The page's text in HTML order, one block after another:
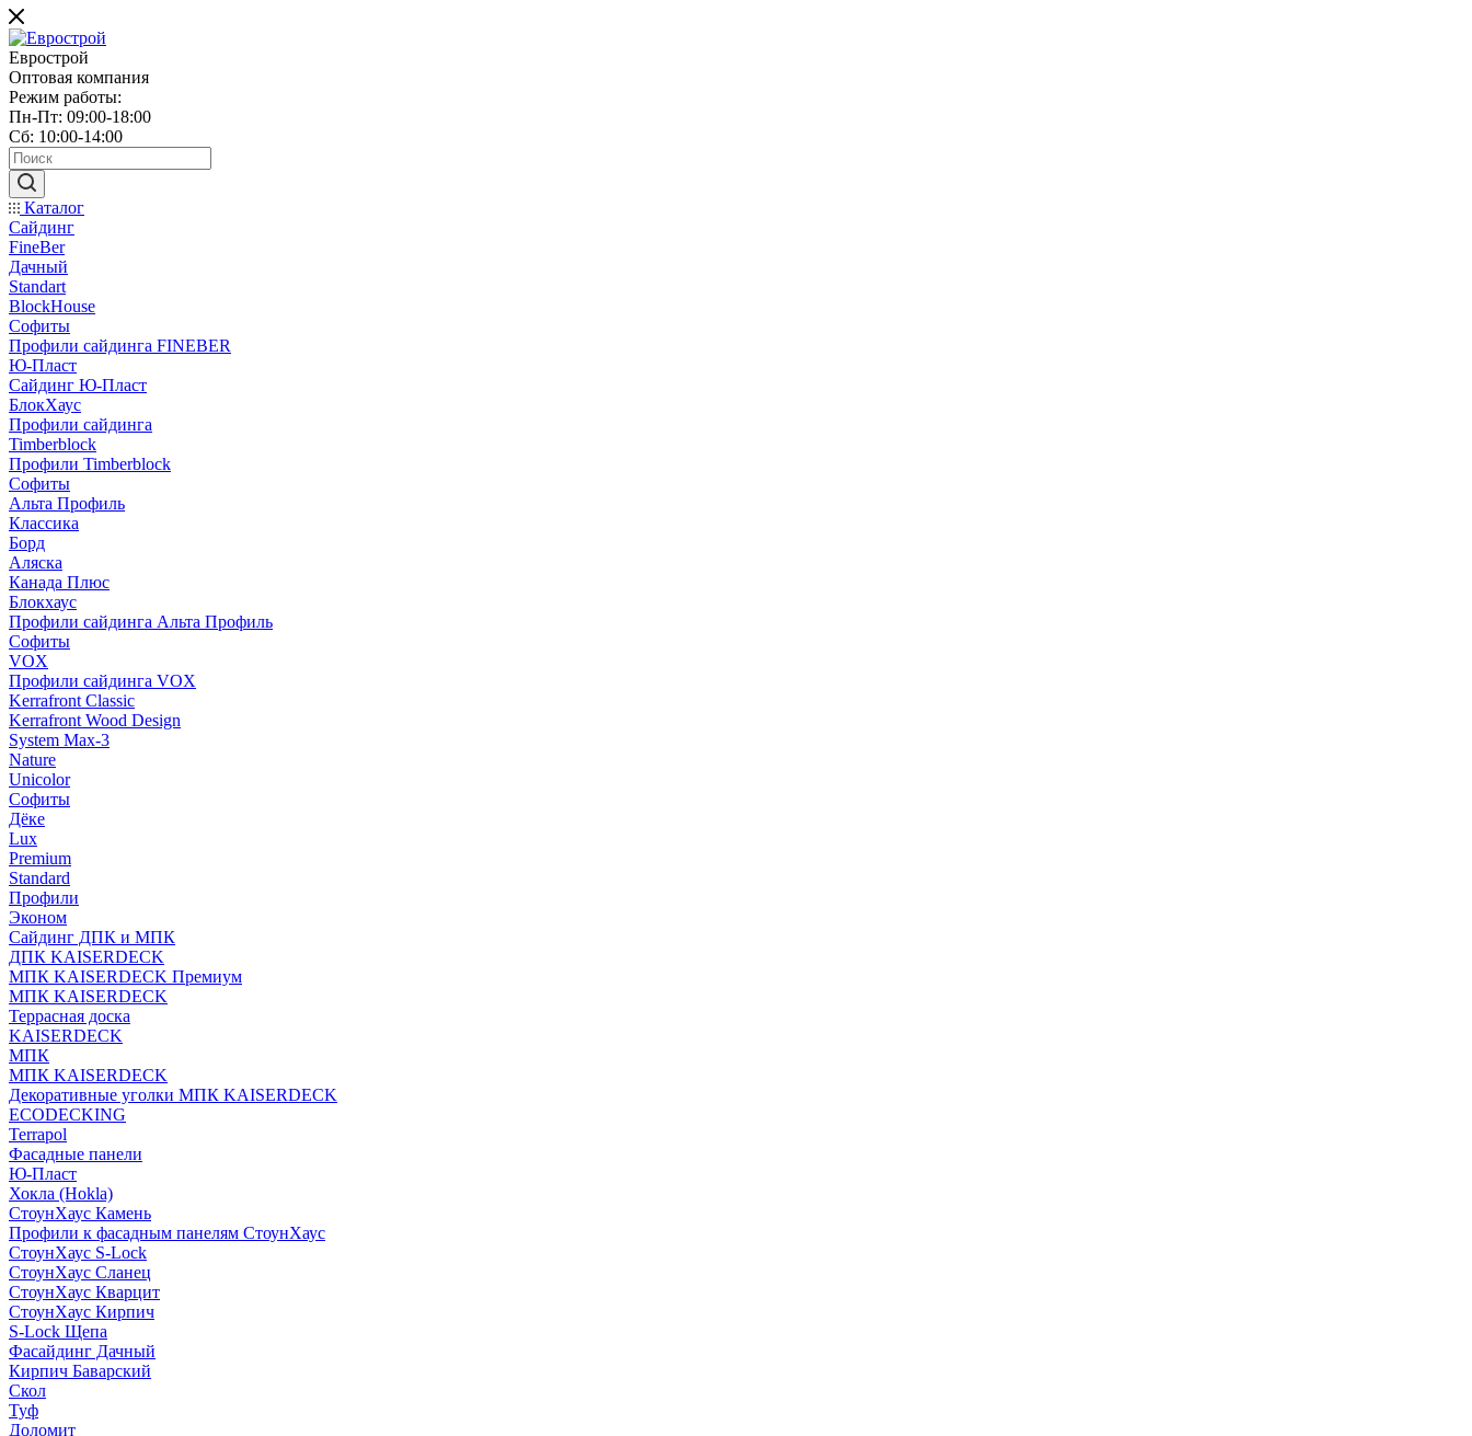
Еврострой
Оптовая компания
Режим работы:
Пн-Пт: 09:00-18:00
Сб: 10:00-14:00
Каталог
Сайдинг
FineBer
Дачный
Standart
BlockHouse
Софиты
Профили сайдинга FINEBER
Ю-Пласт
Сайдинг Ю-Пласт
БлокХаус
Профили сайдинга
Timberblock
Профили Timberblock
Софиты
Альта Профиль
Классика
Борд
Аляска
Канада Плюс
Блокхаус
Профили сайдинга Альта Профиль
Софиты
VOX
Профили сайдинга VOX
Kerrafront Classic
Kerrafront Wood Design
System Max-3
Nature
Unicolor
Софиты
Дёке
Lux
Premium
Standard
Профили
Эконом
Сайдинг ДПК и МПК
ДПК KAISERDECK
МПК KAISERDECK Премиум
МПК KAISERDECK
Террасная доска
KAISERDECK
МПК
МПК KAISERDECK
Декоративные уголки МПК KAISERDECK
ECODECKING
Terrapol
Фасадные панели
Ю-Пласт
Хокла (Hokla)
СтоунХаус Камень
Профили к фасадным панелям СтоунХаус
СтоунХаус S-Lock
СтоунХаус Сланец
СтоунХаус Кварцит
СтоунХаус Кирпич
S-Lock Щепа
Фасайдинг Дачный
Кирпич Баварский
Скол
Туф
Доломит